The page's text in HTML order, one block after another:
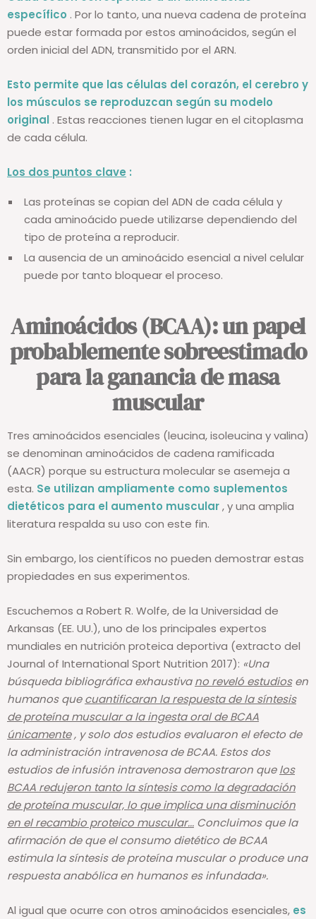
específico . Por lo tanto, una nueva cadena de proteína
puede estar formada por estos aminoácidos, según el
orden inicial del ADN, transmitido por el ARN.
Esto permite que las células del corazón, el cerebro y
los músculos se reproduzcan según su modelo
original . Estas reacciones tienen lugar en el citoplasma
de cada célula.
Los dos puntos clave :
Las proteínas se copian del ADN de cada célula y
cada aminoácido puede utilizarse dependiendo del
tipo de proteína a reproducir.
La ausencia de un aminoácido esencial a nivel celular
puede por tanto bloquear el proceso.
Aminoácidos (BCAA): un papel
probablemente sobreestimado
para la ganancia de masa
muscular
Tres aminoácidos esenciales (leucina, isoleucina y valina)
se denominan aminoácidos de cadena ramificada
(AACR) porque su estructura molecular se asemeja a
esta. Se utilizan ampliamente como suplementos
dietéticos para el aumento muscular, y una amplia
literatura respalda su uso con este fin.
Sin embargo, los científicos no pueden demostrar estas
propiedades en sus experimentos.
Escuchemos a Robert R. Wolfe, de la Universidad de
Arkansas (EE. UU.), uno de los principales expertos
mundiales en nutrición proteica deportiva (extracto del
Journal of International Sport Nutrition 2017): «Una
búsqueda bibliográfica exhaustivano reveló estudiosen
humanos quecuantificaran la respuesta de la síntesis
de proteína muscular a la ingesta oral de BCAA
únicamente, y solo dos estudios evaluaron el efecto de
la administración intravenosa de BCAA. Estos dos
estudios de infusión intravenosa demostraron quelos
BCAA redujeron tanto la síntesis como la degradación
de proteína muscular, lo que implica una disminución
en el recambio proteico muscular... Concluimos que la
afirmación de que el consumo dietético de BCAA
estimula la síntesis de proteína muscular o produce una
respuesta anabólica en humanos es infundada».
Al igual que ocurre con otros aminoácidos esenciales, es